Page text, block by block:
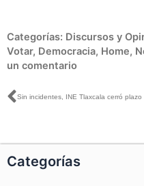
Categorías: Discursos y
Votar, Democracia, Home,
un comentario
Ant
Categorías